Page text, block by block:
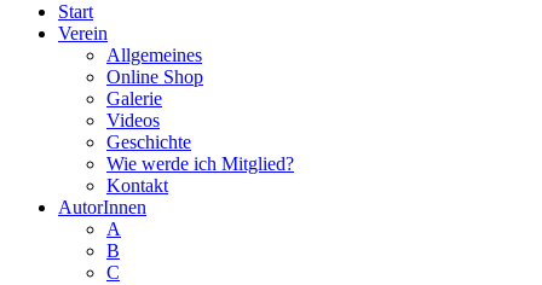
Start
Verein
Allgemeines
Online Shop
Galerie
Videos
Geschichte
Wie werde ich Mitglied?
Kontakt
AutorInnen
A
B
C